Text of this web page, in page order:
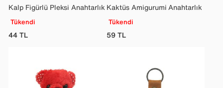
Kalp Figürlü Pleksi Anahtarlık
Tükendi
44TL
Kaktüs Amigurumi Anahtarlık
Tükendi
59TL